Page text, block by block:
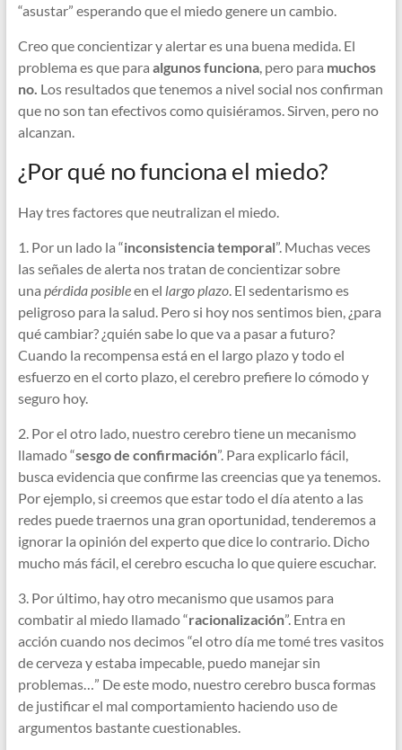
“asustar” esperando que el miedo genere un cambio.
Creo que concientizar y alertar es una buena medida. El
problema es que para algunos funciona, pero para muchos
no. Los resultados que tenemos a nivel social nos confirman
que no son tan efectivos como quisiéramos. Sirven, pero no
alcanzan.
¿Por qué no funciona el miedo?
Hay tres factores que neutralizan el miedo.
1. Por un lado la “inconsistencia temporal”. Muchas veces
las señales de alerta nos tratan de concientizar sobre
una pérdida posibleen el largo plazo. El sedentarismo es
peligroso para la salud. Pero si hoy nos sentimos bien, ¿para
qué cambiar? ¿quién sabe lo que va a pasar a futuro?
Cuando la recompensa está en el largo plazo y todo el
esfuerzo en el corto plazo, el cerebro prefiere lo cómodo y
seguro hoy.
2. Por el otro lado, nuestro cerebro tiene un mecanismo
llamado “sesgo de confirmación”. Para explicarlo fácil,
busca evidencia que confirme las creencias que ya tenemos.
Por ejemplo, si creemos que estar todo el día atento a las
redes puede traernos una gran oportunidad, tenderemos a
ignorar la opinión del experto que dice lo contrario. Dicho
mucho más fácil, el cerebro escucha lo que quiere escuchar.
3. Por último, hay otro mecanismo que usamos para
combatir al miedo llamado “racionalización”. Entra en
acción cuando nos decimos “el otro día me tomé tres vasitos
de cerveza y estaba impecable, puedo manejar sin
problemas…” De este modo, nuestro cerebro busca formas
de justificar el mal comportamiento haciendo uso de
argumentos bastante cuestionables.